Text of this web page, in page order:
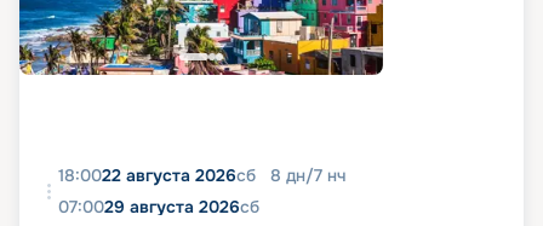
18:0022 августа 2026сб 8 дн/7 нч
07:0029 августа 2026сб